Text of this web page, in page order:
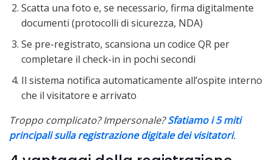
Scatta una foto e, se necessario, firma digitalmente
documenti (protocolli di sicurezza, NDA)
Se pre-registrato, scansiona un codice QR per
completare il check-in in pochi secondi
Il sistema notifica automaticamente all’ospite interno
che il visitatore e arrivato
Troppo complicato? Impersonale?Sfatiamo i 5 miti
principali sulla registrazione digitale dei visitatori.